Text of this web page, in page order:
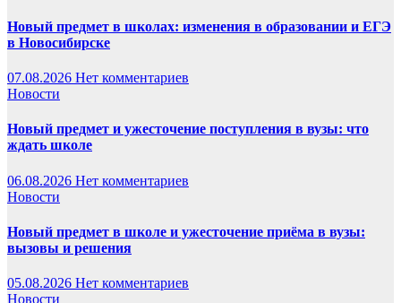
Новый предмет в школах: изменения в образовании и ЕГЭ
в Новосибирске
07.08.2026 Нет комментариев
Новости
Новый предмет и ужесточение поступления в вузы: что
ждать школе
06.08.2026 Нет комментариев
Новости
Новый предмет в школе и ужесточение приёма в вузы:
вызовы и решения
05.08.2026 Нет комментариев
Новости